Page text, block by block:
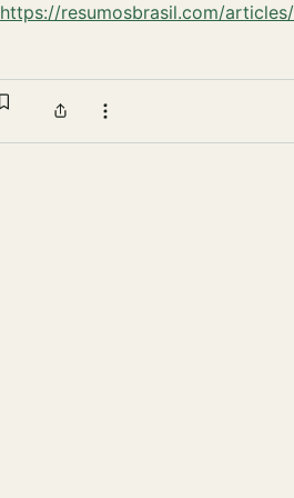
https://resumosbrasil.com/
Sign in to bookmark
ShareMore actions